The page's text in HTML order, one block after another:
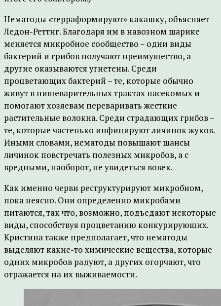
Нематоды «терраформируют» какашку, объясняет
Ледон-Реттиг. Благодаря им в навозном шарике
меняется микробное сообщество – одни виды
бактерий и грибов получают преимущество, а
другие оказываются угнетены. Среди
процветающих бактерий – те, которые обычно
живут в пищеварительных трактах насекомых и
помогают хозяевам переваривать жесткие
растительные волокна. Среди страдающих грибов –
те, которые частенько инфицируют личинок жуков.
Иными словами, нематоды повышают шансы
личинок повстречать полезных микробов, а с
вредными, наоборот, не увидеться вовек.
Как именно черви реструктурируют микробиом,
пока неясно. Они определенно микробами
питаются, так что, возможно, подъедают некоторые
виды, способствуя процветанию конкурирующих.
Кристина также предполагает, что нематоды
выделяют какие-то химические вещества, которые
одних микробов радуют, а других огорчают, что
отражается на их выживаемости.